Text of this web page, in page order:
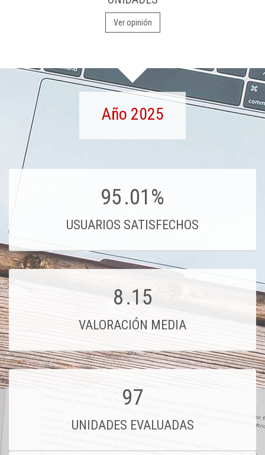
Ver opinión
Año 2025
95.01%
USUARIOS SATISFECHOS
8.15
VALORACIÓN MEDIA
97
UNIDADES EVALUADAS